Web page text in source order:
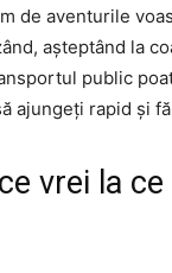
de aventurile
așteptând la
public
ajungeți rapid și
vrei la